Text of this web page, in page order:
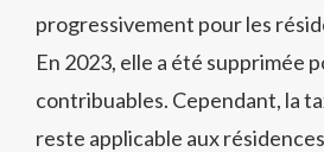
progressivement pour les
En 2023, elle a été supprimée
contribuables. Cependant, la
reste applicable aux